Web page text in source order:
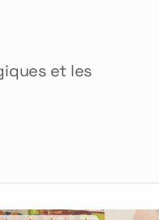
et les